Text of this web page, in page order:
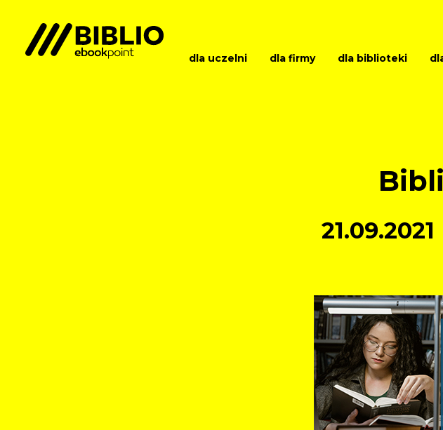
dla uczelni dla firmy dla biblioteki
21.09.2021